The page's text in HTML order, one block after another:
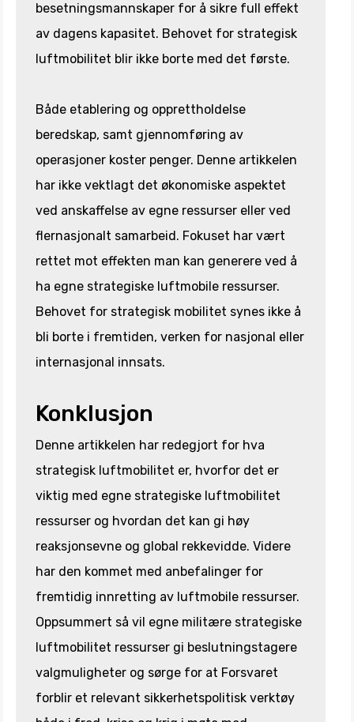
besetningsmannskaper for å sikre full effekt
av dagens kapasitet. Behovet for strategisk
luftmobilitet blir ikke borte med det første.
Både etablering og opprettholdelse
beredskap, samt gjennomføring av
operasjoner koster penger. Denne artikkelen
har ikke vektlagt det økonomiske aspektet
ved anskaffelse av egne ressurser eller ved
flernasjonalt samarbeid. Fokuset har vært
rettet mot effekten man kan generere ved å
ha egne strategiske luftmobile ressurser.
Behovet for strategisk mobilitet synes ikke å
bli borte i fremtiden, verken for nasjonal eller
internasjonal innsats.
Konklusjon
Denne artikkelen har redegjort for hva
strategisk luftmobilitet er, hvorfor det er
viktig med egne strategiske luftmobilitet
ressurser og hvordan det kan gi høy
reaksjonsevne og global rekkevidde. Videre
har den kommet med anbefalinger for
fremtidig innretting av luftmobile ressurser.
Oppsummert så vil egne militære strategiske
luftmobilitet ressurser gi beslutningstagere
valgmuligheter og sørge for at Forsvaret
forblir et relevant sikkerhetspolitisk verktøy